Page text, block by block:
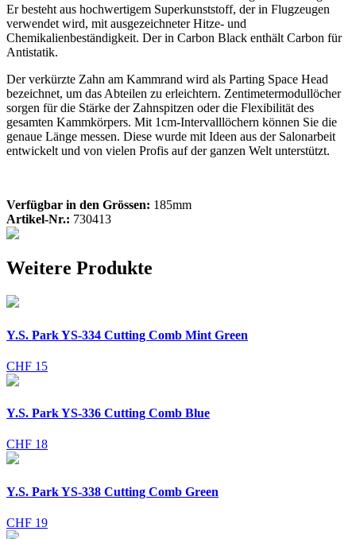
Er besteht aus hochwertigem Superkunststoff, der in Flugzeugen
verwendet wird, mit ausgezeichneter Hitze- und
Chemikalienbeständigkeit. Der in Carbon Black enthält Carbon für
Antistatik.
Der verkürzte Zahn am Kammrand wird als Parting Space Head
bezeichnet, um das Abteilen zu erleichtern. Zentimetermodullöcher
sorgen für die Stärke der Zahnspitzen oder die Flexibilität des
gesamten Kammkörpers. Mit 1cm-Intervalllöchern können Sie die
genaue Länge messen. Diese wurde mit Ideen aus der Salonarbeit
entwickelt und von vielen Profis auf der ganzen Welt unterstützt.
Verfügbar in den Grössen: 185mm
Artikel-Nr.: 730413
Weitere Produkte
Y.S. Park YS-334 Cutting Comb Mint Green
CHF 15
Y.S. Park YS-336 Cutting Comb Blue
CHF 18
Y.S. Park YS-338 Cutting Comb Green
CHF 19